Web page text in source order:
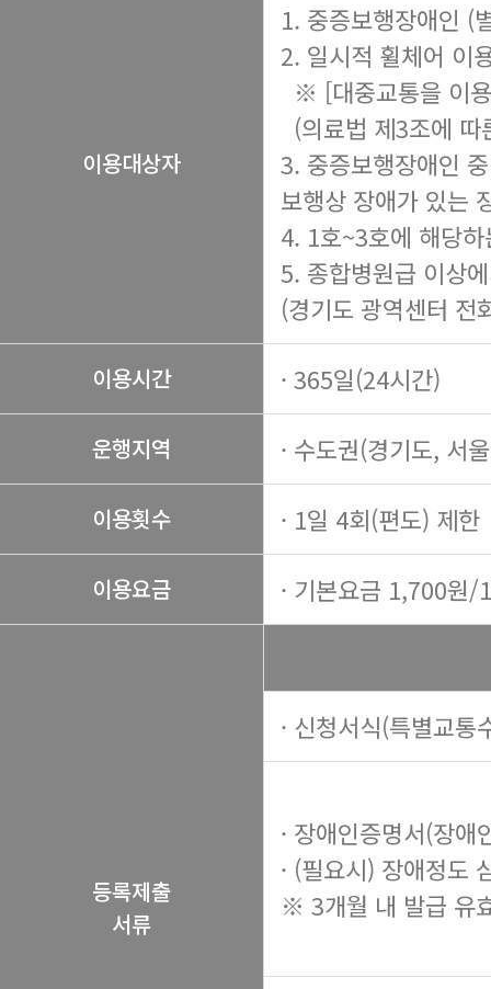
이용대상자
1. 중증보행장애인 (
2. 일시적 휠체어 이
※ [대중교통을 이
(의료법 제3조에
3. 중증보행장애인
보행상 장애가 있는
4. 1호~3호에 해당
5. 종합병원급 이상
(경기도 광역센터 전
이용시간 · 365일(24시간)
운행지역 · 수도권(경기도, 서
이용횟수 · 1일 4회(편도) 제한
이용요금 · 기본요금 1,700원
등록제출
서류
· 신청서식(특별교
· 장애인증명서(장애
· (필요시) 장애정도
※ 3개월 내 발급 유